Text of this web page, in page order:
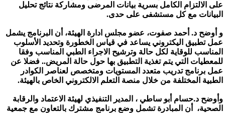
على الالتزام الكامل بسرية بيانات المرضى ومشاركة نتائج تحليل
البيانات مع كل مستشفى على حدى.
و أوضح د. أحمد صفوت، عضو مجلس ادارة الهيئة، أن البرنامج يشمل
عمل تطبيق اليكتروني يساعد في قياس الخطورة وتحديد الأسلوب
المناسب للوقاية لكل حالة وترشيح الاجراء الطبي المناسب وفقا
للمعطيات التي يتم تغذية التطبيق بها حول حالة المريض.. فضلا عن
عمل برنامج تدريب متعدد المستويات ومتخصص لعناصر الكوادر
الطبية المختلفة من خلال منصة التعلم الالكتروني الخاص بالهيئة.
وأوضح د.حسام أبو ساطي ، المدير التنفيذي لهيئة الاعتماد والرقابة
الصحية، أن المبادرة تشمل وضع برنامج مشترك بالتعاون مع جمعية